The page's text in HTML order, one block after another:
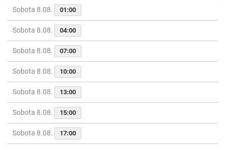
Sobota 8.08. 01:00
Sobota 8.08. 04:00
Sobota 8.08. 07:00
Sobota 8.08. 10:00
Sobota 8.08. 13:00
Sobota 8.08. 15:00
Sobota 8.08. 17:00